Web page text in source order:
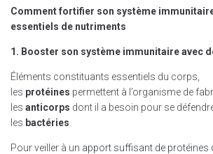
Comment fortifier son système
essentiels de nutriments
1. Booster son système immunitaire avec
Éléments constituants essentiels du corps,
les protéines permettent à l’organisme de
les anticorps dont il a besoin pour se
les bactéries
Pour veiller à un apport suffisant de protéines